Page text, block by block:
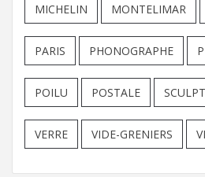
MICHELIN MONTELIMAR
PARIS PHONOGRAPHE
POILU POSTALE
VERRE VIDE-GRENIERS